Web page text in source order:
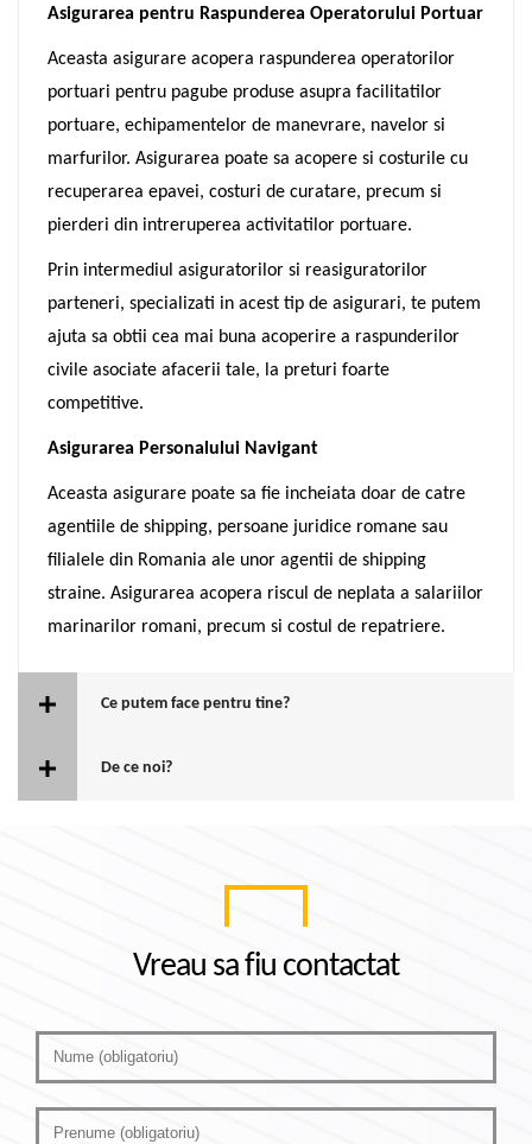
Asigurarea pentru Raspunderea Operatorului Portuar
Aceasta asigurare acopera raspunderea operatorilor
portuari pentru pagube produse asupra facilitatilor
portuare, echipamentelor de manevrare, navelor si
marfurilor. Asigurarea poate sa acopere si costurile cu
recuperarea epavei, costuri de curatare, precum si
pierderi din intreruperea activitatilor portuare.
Prin intermediul asiguratorilor si reasiguratorilor
parteneri, specializati in acest tip de asigurari, te putem
ajuta sa obtii cea mai buna acoperire a raspunderilor
civile asociate afacerii tale, la preturi foarte
competitive.
Asigurarea Personalului Navigant
Aceasta asigurare poate sa fie incheiata doar de catre
agentiile de shipping, persoane juridice romane sau
filialele din Romania ale unor agentii de shipping
straine. Asigurarea acopera riscul de neplata a salariilor
marinarilor romani, precum si costul de repatriere.
Ce putem face pentru tine?
De ce noi?
Vreau sa fiu contactat